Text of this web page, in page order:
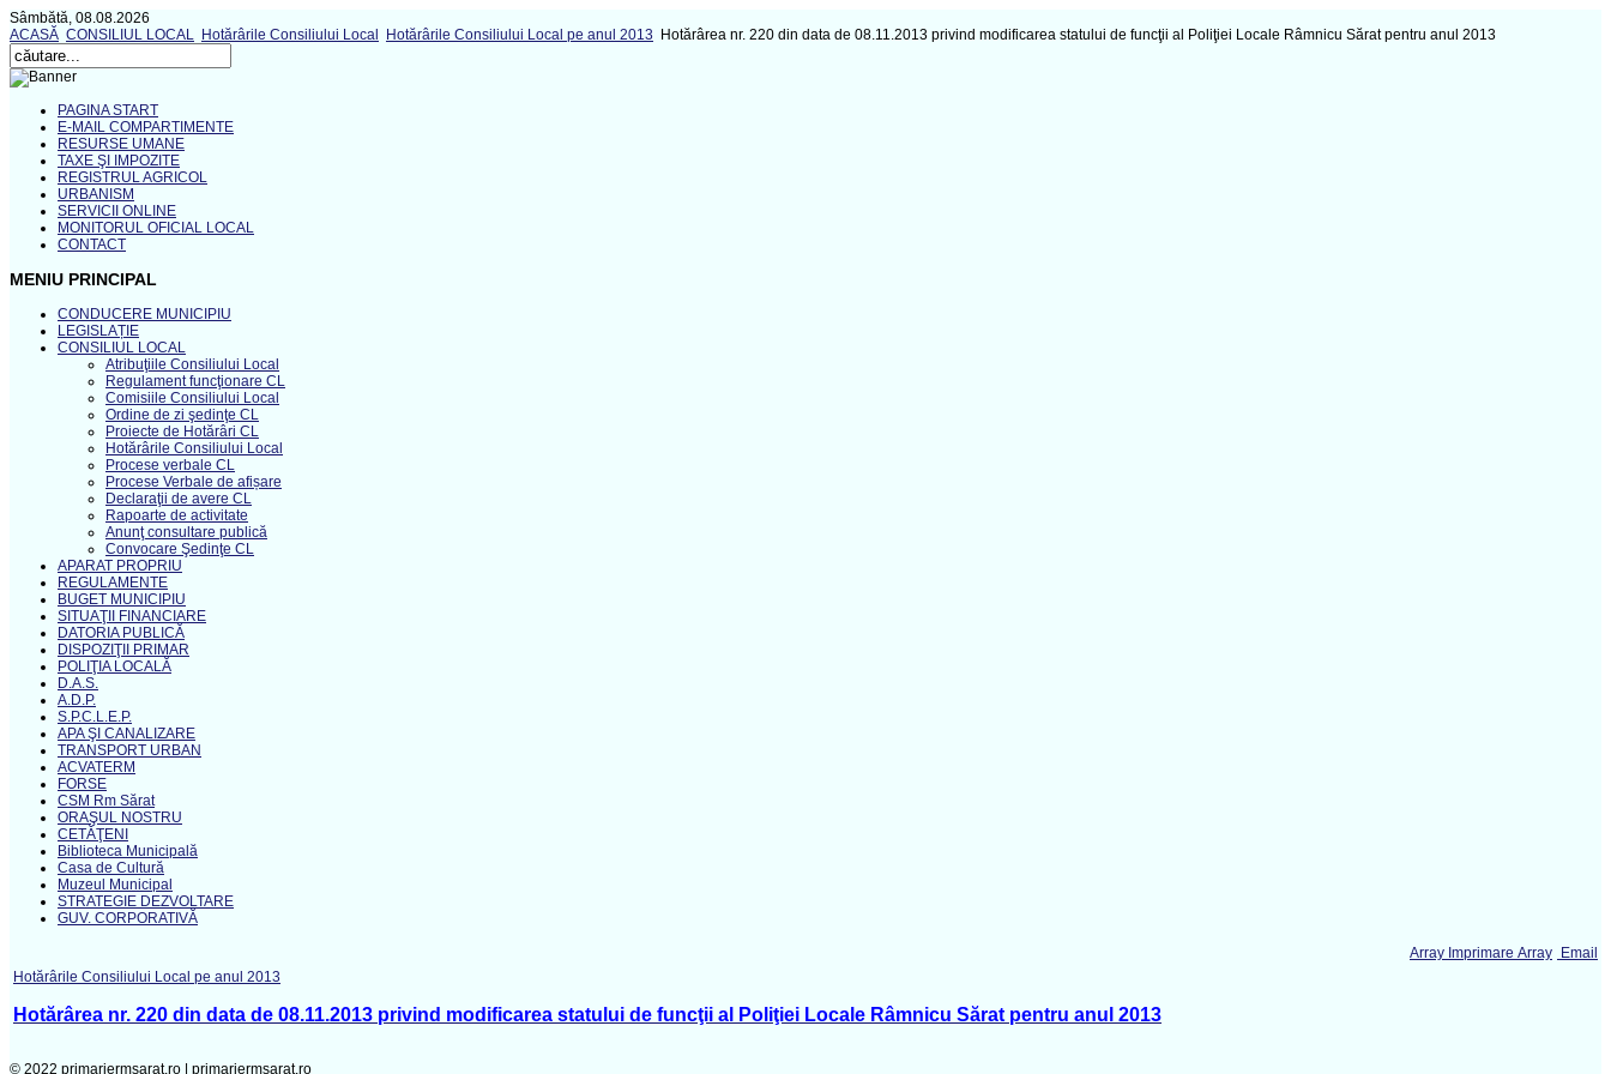
Sâmbătă, 08.08.2026
ACASĂ CONSILIUL LOCAL Hotărârile Consiliului Local Hotărârile Consiliului Local pe anul 2013 Hotărârea nr. 220 din data de 08.11.2013 privind modificarea statului de funcţii al Poliţiei Locale Râmnicu Sărat pentru anul 2013
PAGINA START
E-MAIL COMPARTIMENTE
RESURSE UMANE
TAXE ŞI IMPOZITE
REGISTRUL AGRICOL
URBANISM
SERVICII ONLINE
MONITORUL OFICIAL LOCAL
CONTACT
MENIU PRINCIPAL
CONDUCERE MUNICIPIU
LEGISLAȚIE
CONSILIUL LOCAL
Atribuţiile Consiliului Local
Regulament funcţionare CL
Comisiile Consiliului Local
Ordine de zi şedinţe CL
Proiecte de Hotărâri CL
Hotărârile Consiliului Local
Procese verbale CL
Procese Verbale de afișare
Declaraţii de avere CL
Rapoarte de activitate
Anunţ consultare publică
Convocare Şedinţe CL
APARAT PROPRIU
REGULAMENTE
BUGET MUNICIPIU
SITUAŢII FINANCIARE
DATORIA PUBLICĂ
DISPOZIŢII PRIMAR
POLIŢIA LOCALĂ
D.A.S.
A.D.P.
S.P.C.L.E.P.
APA ŞI CANALIZARE
TRANSPORT URBAN
ACVATERM
FORSE
CSM Rm Sărat
ORAŞUL NOSTRU
CETĂŢENI
Biblioteca Municipală
Casa de Cultură
Muzeul Municipal
STRATEGIE DEZVOLTARE
GUV. CORPORATIVĂ
Array Imprimare Array
Email
Hotărârile Consiliului Local pe anul 2013
Hotărârea nr. 220 din data de 08.11.2013 privind modificarea statului de funcţii al Poliţiei Locale Râmnicu Sărat pentru anul 2013
© 2022 primariermsarat.ro | primariermsarat.ro